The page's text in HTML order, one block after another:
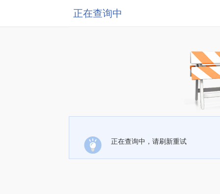
正在查询中
正在查询中，请刷新重试